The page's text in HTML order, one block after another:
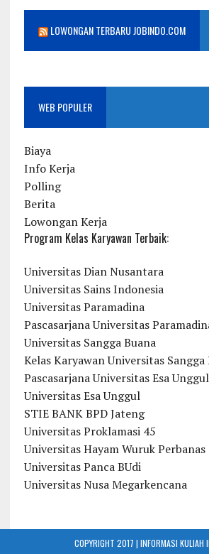
LOWONGAN TERBARU JOBINDO.COM
WEB POPULER
Biaya
Info Kerja
Polling
Berita
Lowongan Kerja
Program Kelas Karyawan Terbaik:
Universitas Dian Nusantara
Universitas Sains Indonesia
Universitas Paramadina
Pascasarjana Universitas
Universitas Sangga Buana
Kelas Karyawan Universitas Sangga
Pascasarjana Universitas Esa Unggul
Universitas Esa Unggul
STIE BANK BPD Jateng
Universitas Proklamasi 45
Universitas Hayam Wuruk Perbanas
Universitas Panca BUdi
Universitas Nusa Megarkencana
COPYRIGHT 2017 | INFORMASI KULIAH